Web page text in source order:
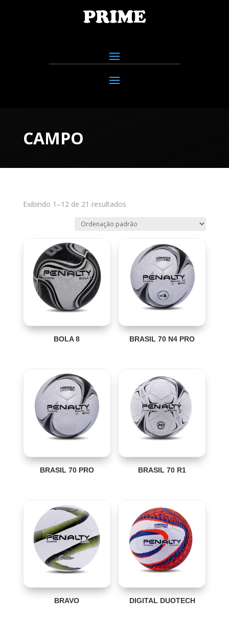
CAMPO
Exibindo 1–12 de 21 resultados
BOLA 8 BRASIL 70 N4 PRO
BRASIL 70 PRO BRASIL 70 R1
BRAVO DIGITAL DUOTECH